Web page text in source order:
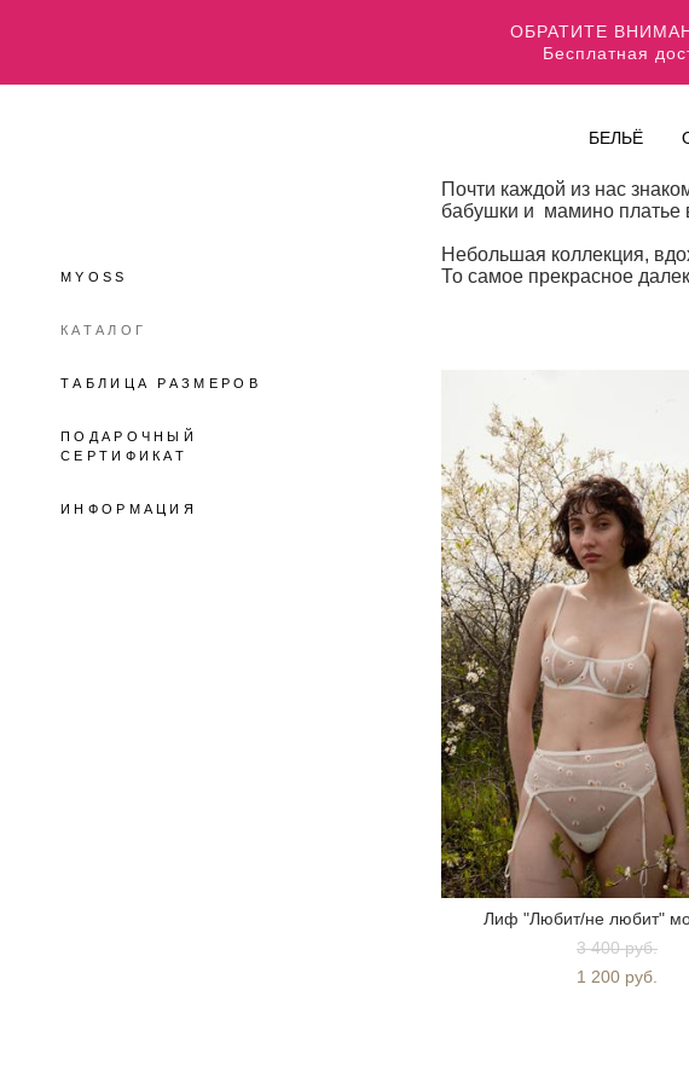
ОБРАТИТЕ
Бесплатная
MYOSS
КАТАЛОГ
ТАБЛИЦА РАЗМЕРОВ
ПОДАРОЧНЫЙ
СЕРТИФИКАТ
ИНФОРМАЦИЯ
БЕЛЬЁ
Почти каждой из нас
бабушки и мамино платье
Небольшая коллекция,
То самое прекрасное
Лиф "Любит/не любит"
3 400 pуб.
1 200 pуб.